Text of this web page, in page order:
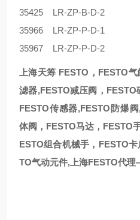
35425 LR-ZP-B-D-2
35966 LR-ZP-P-D-1
35967 LR-ZP-P-D-2
上海天筹 FESTO，FESTO
滤器,FESTO减压阀，FESTO
FESTO传感器,FESTO防爆
体阀，FESTO马达，FESTO
ESTO组合机械手，FESTO
TO气动元件,上海FESTO代